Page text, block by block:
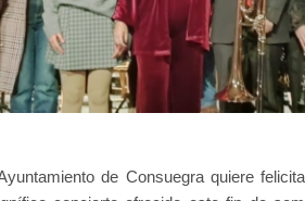
de Consuegra quiere